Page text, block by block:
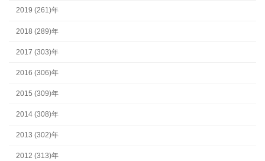
2019 (261)年
2018 (289)年
2017 (303)年
2016 (306)年
2015 (309)年
2014 (308)年
2013 (302)年
2012 (313)年